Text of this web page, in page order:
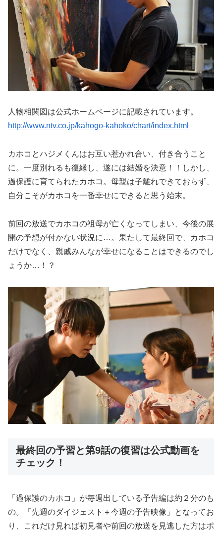
人物相関図は公式ホームページに記載されています。
http://www.ntv.co.jp/kahogo-kahoko/chart/index.html
カホコとハジメくんはお互い惹かれ合い、付き合うこと
に。一度別れるも復縁し、遂には結婚を決意！！しかし、
過保護に育てられたカホコ。母親は子離れできておらず、
自分こそがカホコを一番幸せにできると思う始末。
前回の放送でカホコの祖母が亡くなってしまい、今後の展
開の予想が付かない状況に…。果たして最終回で、カホコ
だけでなく、親戚みんなが幸せになることはできるのでし
ょうか…！？
最終回の予習と第9話の復習は公式動画を
チェック！
「過保護のカホコ」が毎週出している予告編は約２分のも
の。「先週のダイジェスト＋今週の予告映像」となってお
り、これだけ見れば初見者や前回の放送を見逃した方はポ